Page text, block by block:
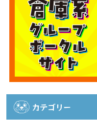
カテゴリー